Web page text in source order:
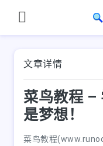
文章详情
菜鸟教程 –
是梦想！
菜鸟教程